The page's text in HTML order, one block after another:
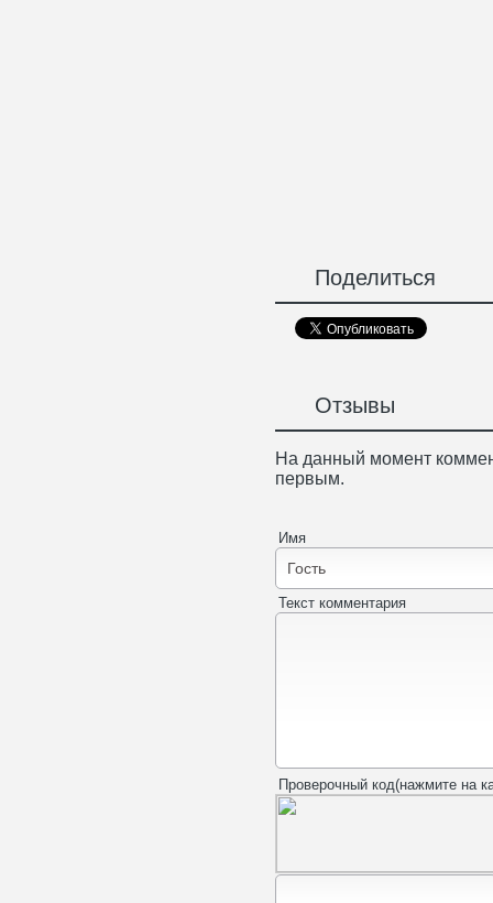
Поделиться
Отзывы
На данный момент
первым.
Имя
Текст комментария
Проверочный код(нажмите на